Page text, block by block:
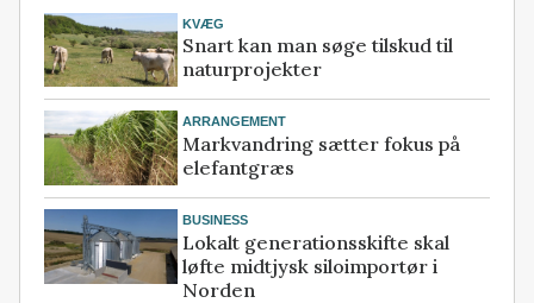
KVÆG
Snart kan man søge tilskud til
naturprojekter
ARRANGEMENT
Markvandring sætter fokus på
elefantgræs
BUSINESS
Lokalt generationsskifte skal
løfte midtjysk siloimportør i
Norden